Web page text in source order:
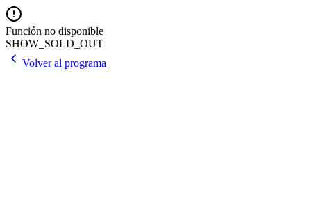
Función no disponible
SHOW_SOLD_OUT
Volver al programa